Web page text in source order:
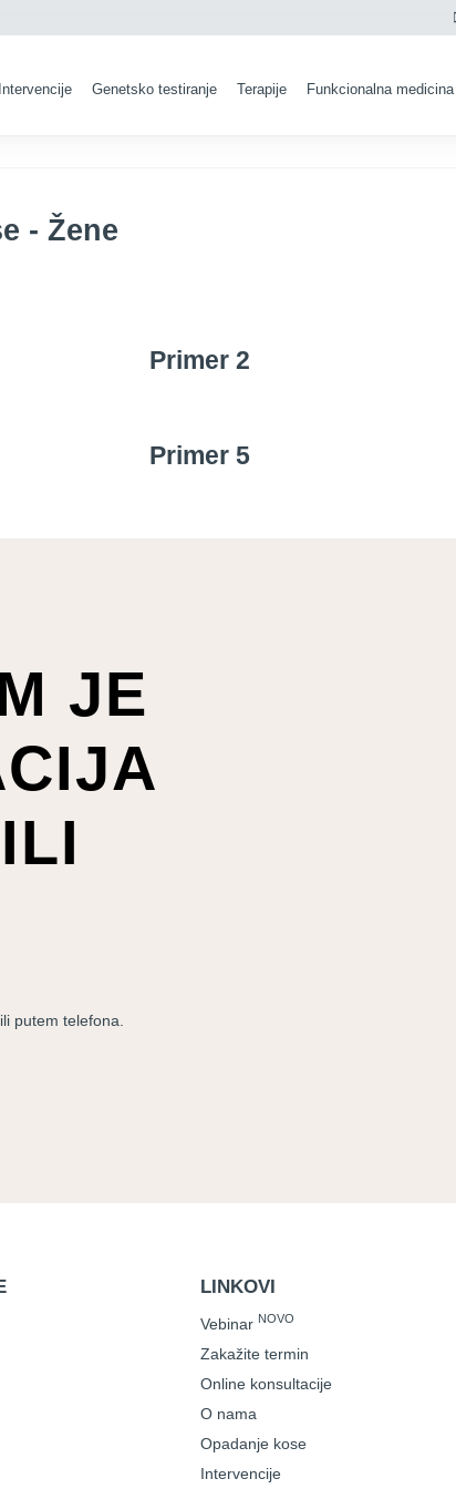
Intervencije Genetsko testiranje Terapije Funkcionalna medicina
- Žene​
Primer 2
Primer 5
JE
putem telefona.
LINKOVI
Vebinar NOVO
Zakažite termin
Online konsultacije
O nama
Opadanje kose
Intervencije